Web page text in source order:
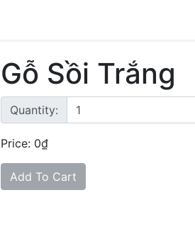
Gỗ Sồi Trắng
Quantity:
Price: 0₫
Add To Cart